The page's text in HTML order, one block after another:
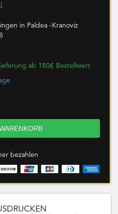
in Paldea -Kranoviz
ab 180€ Bestellwert
bezahlen